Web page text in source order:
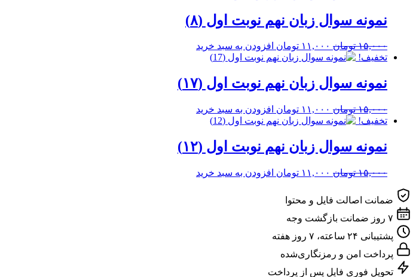
بود.
است.
نمونه سوال زبان نهم نوبت اول (۸)
۱۵,۰۰۰ تومان قیمت
اصلی
بود.
۱۱,۰۰۰ تومان قیمت
فعلی
است.
افزودن به سبد خرید
تخفیف!
نمونه سوال زبان نهم نوبت اول (۱۷)
۱۵,۰۰۰ تومان قیمت
اصلی
بود.
۱۱,۰۰۰ تومان قیمت
فعلی
است.
افزودن به سبد خرید
تخفیف!
نمونه سوال زبان نهم نوبت اول (۱۲)
۱۵,۰۰۰ تومان قیمت
۱۵,۰۰۰ تومان
بود.
۱۱,۰۰۰ تومان قیمت
افزودن به سبد خرید
ضمانت اصالت فایل و محتوا
۷ روز ضمانت بازگشت وجه
پشتیبانی ۲۴ ساعته، ۷ روز هفته
پرداخت امن و رمزنگاری‌شده
تحویل فوری فایل پس از پرداخت